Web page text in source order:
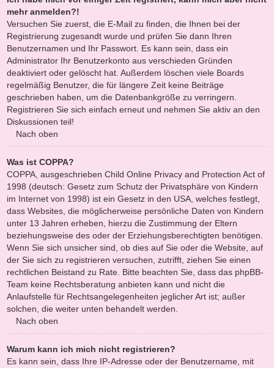
mehr anmelden?!
Versuchen Sie zuerst, die E-Mail zu finden, die Ihnen bei der
Registrierung zugesandt wurde und prüfen Sie dann Ihren
Benutzernamen und Ihr Passwort. Es kann sein, dass ein
Administrator Ihr Benutzerkonto aus verschieden Gründen
deaktiviert oder gelöscht hat. Außerdem löschen viele Boards
regelmäßig Benutzer, die für längere Zeit keine Beiträge
geschrieben haben, um die Datenbankgröße zu verringern.
Registrieren Sie sich einfach erneut und nehmen Sie aktiv an den
Diskussionen teil!
Nach oben
Was ist COPPA?
COPPA, ausgeschrieben Child Online Privacy and Protection Act of
1998 (deutsch: Gesetz zum Schutz der Privatsphäre von Kindern
im Internet von 1998) ist ein Gesetz in den USA, welches festlegt,
dass Websites, die möglicherweise persönliche Daten von Kindern
unter 13 Jahren erheben, hierzu die Zustimmung der Eltern
beziehungsweise des oder der Erziehungsberechtigten benötigen.
Wenn Sie sich unsicher sind, ob dies auf Sie oder die Website, auf
der Sie sich zu registrieren versuchen, zutrifft, ziehen Sie einen
rechtlichen Beistand zu Rate. Bitte beachten Sie, dass das phpBB-
Team keine Rechtsberatung anbieten kann und nicht die
Anlaufstelle für Rechtsangelegenheiten jeglicher Art ist; außer
solchen, die weiter unten behandelt werden.
Nach oben
Warum kann ich mich nicht registrieren?
Es kann sein, dass Ihre IP-Adresse oder der Benutzername, mit